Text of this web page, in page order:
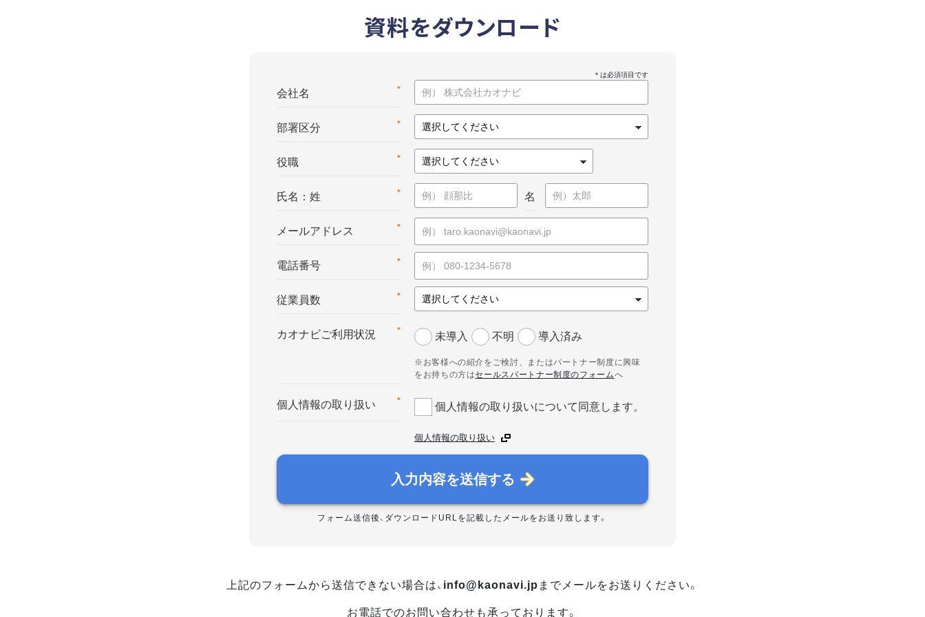
資料をダウンロード
*
会社名
*
部署区分
*
役職
*
氏名：姓 名
*
メールアドレス
*
電話番号
*
従業員数
*
カオナビご利用状況 未導入 不明 導入済み
※お客様への紹介をご検討、またはパートナー制度に興味
をお持ちの方はセールスパートナー制度のフォームへ
*
個人情報の取り扱い 個人情報の取り扱いについて同意します。
個人情報の取り扱い
入力内容を送信する
フォーム送信後、ダウンロードURLを記載したメールをお送り致します。
上記のフォームから送信できない場合は、 info@kaonavi.jp までメールをお送りください。
お電話でのお問い合わせも承っております。